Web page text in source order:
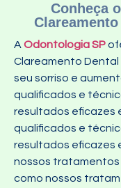
Conheça
A Odontologia SP
Clareamento Dental
seu sorriso e
qualificados e
resultados eficazes
qualificados e
resultados eficazes
nossos tratamentos
como nossos